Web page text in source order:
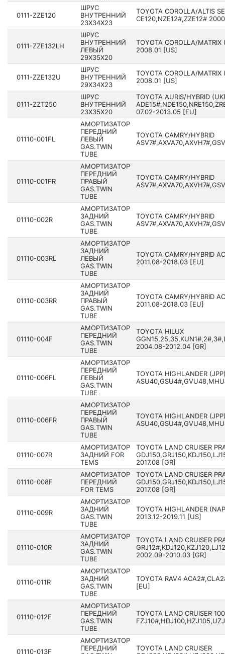
0111-ZZE120
ШРУС
ВНУТРЕННИЙ
23X34X23
TOYOTA COROLLA/ALTIS
CE120,NZE12#,ZZE12#
0111-ZZE132LH
ШРУС
ВНУТРЕННИЙ
ЛЕВЫЙ
29X35X20
TOYOTA COROLLA/
2008.01 [US]
0111-ZZE132U
ШРУС
ВНУТРЕННИЙ
29X34X23
TOYOTA COROLLA/
2008.01 [US]
0111-ZZT250
ШРУС
ВНУТРЕННИЙ
23X35X20
TOYOTA AURIS/HYBRID
07.02-2013.05 [EU]
01110-001FL
АМОРТИЗАТОР
ПЕРЕДНИЙ
ЛЕВЫЙ
GAS.TWIN
TUBE
TOYOTA CAMRY/HYBRID
01110-001FR
АМОРТИЗАТОР
ПЕРЕДНИЙ
ПРАВЫЙ
GAS.TWIN
TUBE
TOYOTA CAMRY/HYBRID
01110-002R
АМОРТИЗАТОР
ЗАДНИЙ
GAS.TWIN
TUBE
TOYOTA CAMRY/HYBRID
01110-003RL
АМОРТИЗАТОР
ЗАДНИЙ
ЛЕВЫЙ
GAS.TWIN
TUBE
TOYOTA CAMRY/HYBRID
201­1.08-2018.03 [EU]
01110-003RR
АМОРТИЗАТОР
ЗАДНИЙ
ПРАВЫЙ
GAS.TWIN
TUBE
TOYOTA CAMRY/HYBRID
201­1.08-2018.03 [EU]
01110-004F
АМОРТИЗАТОР
ПЕРЕДНИЙ
GAS.TWIN
TUBE
TOYOTA HILUX
200­4.08-2012.04 [GR]
01110-006FL
АМОРТИЗАТОР
ПЕРЕДНИЙ
ЛЕВЫЙ
GAS.TWIN
TUBE
TOYOTA HIGHLANDER
01110-006FR
АМОРТИЗАТОР
ПЕРЕДНИЙ
ПРАВЫЙ
GAS.TWIN
TUBE
TOYOTA HIGHLANDER
01110-007R
АМОРТИЗАТОР
ЗАДНИЙ FOR
TEMS
TOYOTA LAND CRUISER
2017.08 [GR]
01110-008F
АМОРТИЗАТОР
ПЕРЕДНИЙ
FOR TEMS
TOYOTA LAND CRUISER
2017.08 [GR]
01110-009R
АМОРТИЗАТОР
ЗАДНИЙ
GAS.TWIN
TUBE
TOYOTA HIGHLANDER
201­3.12-2019.11 [US]
01110-010R
АМОРТИЗАТОР
ЗАДНИЙ
GAS.TWIN
TUBE
TOYOTA LAND CRUISER
2002.09-2010.03 [GR]
01110-011R
АМОРТИЗАТОР
ЗАДНИЙ
GAS.TWIN
TUBE
TOYOTA RAV4
[EU]
01110-012F
АМОРТИЗАТОР
ПЕРЕДНИЙ
GAS.TWIN
TUBE
TOYOTA LAND CRUISER 100
01110-013F
АМОРТИЗАТОР
ПЕРЕДНИЙ
TOYOTA LAND CRUISER